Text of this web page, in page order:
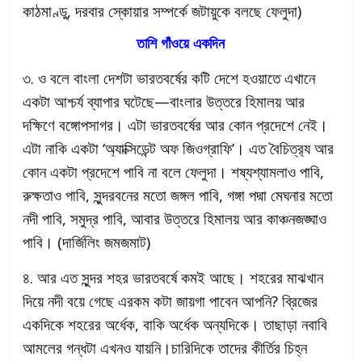
কাঠমাণ্ডু, দরবার স্কোয়ার সম্পর্কে জটায়ুকে বলছে ফেলুদা)
তাশি গাঁওয়ে একদিন
৩. ও বলে বাংলা দেশটা ভারতবর্ষের কটি দেশে হওয়াতে এখানে
একটা আশ্চর্য ব্যাপার ঘটেছে—বাংলার উত্তরে হিমালয় আর
দক্ষিণে বঙ্গোপসাগর। এটা ভারতবর্ষের আর কোন প্রদেশে নেই।
এটা নাকি একটা ‘অ্যাক্সিডেন্ট অফ জিওগ্রাফি’। এত বৈচিত্র‍্য আর
কোন একটা প্রদেশে পাবি না বলে ফেলুদা। শষ্যশ্যামলাও পাবি,
রুক্ষতাও পাবি, সুন্দরবনের মতো জঙ্গল পাবি, গঙ্গা পদ্মা মেঘনার মতো
নদী পাবি, সমুদ্র পাবি, আবার উত্তরে হিমালয় আর কাঞ্চনজঙ্ঘাও
পাবি। (দার্জিলিং জমজমাট)
৪. আর এত সুন্দর শহর ভারতবর্ষে কমই আছে। শহরের মাঝখান
দিয়ে নদী বয়ে গেছে এরকম কটা জায়গা পাবেন আপনি? ব্রিজের
একদিকে শহরের অর্ধেক, বাকি অর্ধেক অন্যদিকে। তাছাড়া নবাবি
আমলের গন্ধটা এখনও যায়নি।চারিদিকে তাদের কীর্তির চিহ্ন